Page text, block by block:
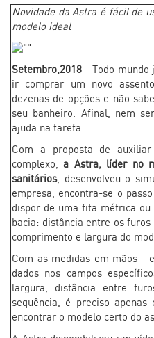
Novidade da Astra é fácil de
modelo ideal
Setembro,2018 - Todo mundo
ir comprar um novo
dezenas de opções e não
seu banheiro. Afinal, nem
ajuda na tarefa.
Com a proposta de
complexo,a Astra, líder no
sanitários, desenvolveu o
empresa, encontra-se o
dispor de uma fita métrica
bacia: distância entre os
comprimento e largura do
Com as medidas em mãos -
dados nos campos
largura, distância entre
sequência, é preciso
encontrar o modelo certo do